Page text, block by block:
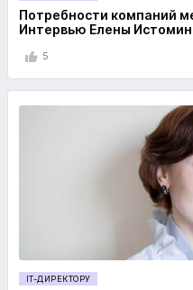
Потребности компаний
Интервью Елены
5
IT-ДИРЕКТОРУ